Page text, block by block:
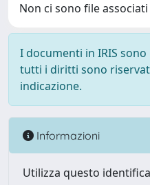
Non ci sono file
I documenti in IRIS
tutti i diritti sono
indicazione.
Informazioni
Utilizza questo